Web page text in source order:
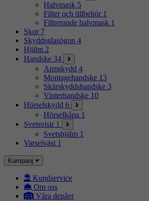
Halvmask 5
Filter och tillbehör 1
Filtrerande halvmask 1
Skor 7
Skyddsglasögon 4
Hjälm 2
Handske 34
Armskydd 4
Montagehandske 13
Skärskyddshandske 3
Vinterhandske 10
Hörselskydd 6
Hörselkåpa 1
Svetsvisir 1
Svetshjälm 1
Varselväst 1
Kampanj
Kundservice
Om oss
Våra depåer